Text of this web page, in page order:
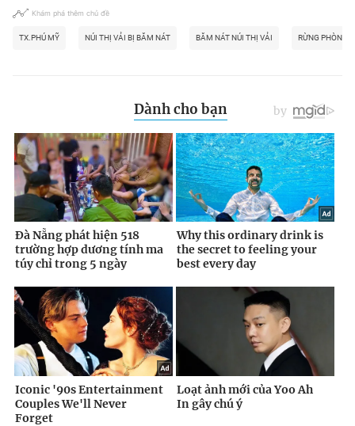
Khám phá thêm chủ đề
TX.PHÚ MỸ NÚI THỊ VẢI BỊ BĂM NÁT BĂM NÁT NÚI THỊ VẢI RỪNG PHÒNG